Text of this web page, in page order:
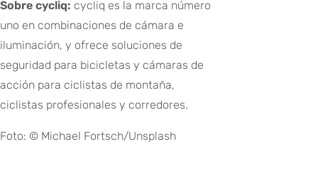
Sobre cycliq: cycliq es la marca número
uno en combinaciones de cámara e
iluminación, y ofrece soluciones de
seguridad para bicicletas y cámaras de
acción para ciclistas de montaña,
ciclistas profesionales y corredores.
Foto: © Michael Fortsch/Unsplash